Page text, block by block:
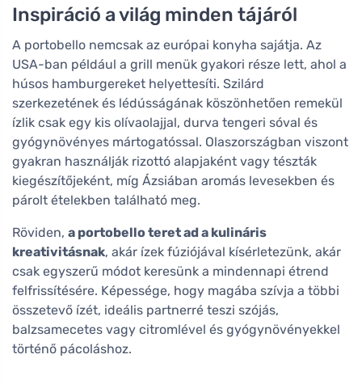
Inspiráció a világ minden tájáról
A portobello nemcsak az európai konyha sajátja. Az
USA-ban például a grill menük gyakori része lett, ahol a
húsos hamburgereket helyettesíti. Szilárd
szerkezetének és lédússágának köszönhetően remekül
ízlik csak egy kis olívaolajjal, durva tengeri sóval és
gyógynövényes mártogatóssal. Olaszországban viszont
gyakran használják rizottó alapjaként vagy tészták
kiegészítőjeként, míg Ázsiában aromás levesekben és
párolt ételekben található meg.
Röviden, a portobello teret ad a kulináris
kreativitásnak, akár ízek fúziójával kísérletezünk, akár
csak egyszerű módot keresünk a mindennapi étrend
felfrissítésére. Képessége, hogy magába szívja a többi
összetevő ízét, ideális partnerré teszi szójás,
balzsamecetes vagy citromlével és gyógynövényekkel
történő pácoláshoz.